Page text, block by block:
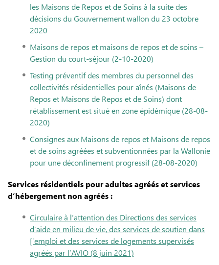
les Maisons de Repos et de Soins à la suite des
décisions du Gouvernement wallon du 23 octobre
2020
Maisons de repos et maisons de repos et de soins –
Gestion du court-séjour (2-10-2020)
Testing préventif des membres du personnel des
collectivités résidentielles pour aînés (Maisons de
Repos et Maisons de Repos et de Soins) dont
rétablissement est situé en zone épidémique (28-08-
2020)
Consignes aux Maisons de repos et Maisons de repos
et de soins agréées et subventionnées par la Wallonie
pour une déconfinement progressif (28-08-2020)
Services résidentiels pour adultes agréés et services
d’hébergement non agréés :
Circulaire à l’attention des Directions des services
d’aide en milieu de vie, des services de soutien dans
[’emploi et des services de logements supervisés
agréés par l’AVIO (8 juin 2021)